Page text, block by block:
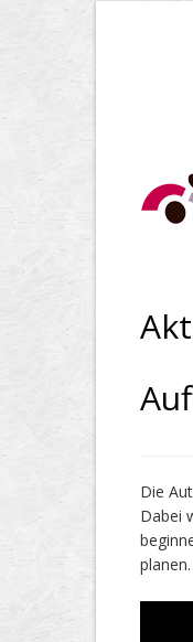
Die
Dabei
planen.